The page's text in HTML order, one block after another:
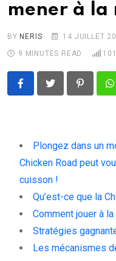
mener à la
BY NERIS 14 JUILLET
9 MINUTES READ
101
Pinterest
Plongez dans un
Chicken Road peut
cuisson !
Qu’est-ce que la
Comment jouer à la
Stratégies
Les mécanismes